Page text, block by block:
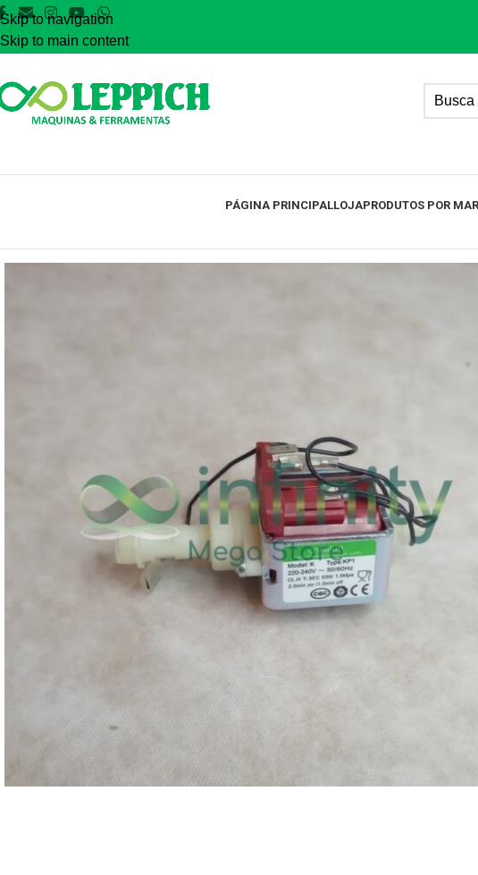
Skip to navigation
Skip to main content
PÁGINA PRINCIPALLOJAPRODUTOS POR